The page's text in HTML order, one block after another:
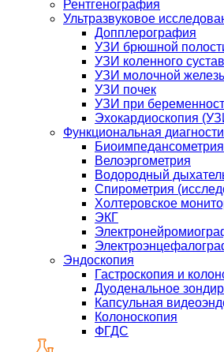
Рентгенография
Ультразвуковое
Допплерография
УЗИ брюшной
УЗИ коленного
УЗИ молочной
УЗИ почек
УЗИ при
Эхокардиоскопия
Функциональная
Биоимпедансометрия
Велоэргометрия
Водородный
Спирометрия
Холтеровское
ЭКГ
Эндоскопия
Гастроскопия и
Дуоденальное
Капсульная
Колоноскопия
ФГДС